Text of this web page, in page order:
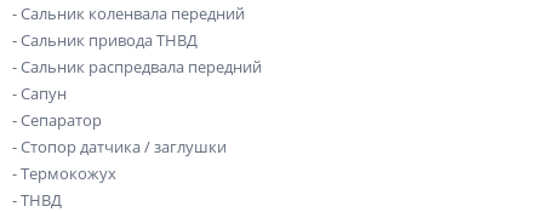
- Сальник коленвала передний
- Сальник привода ТНВД
- Сальник распредвала передний
- Сапун
- Сепаратор
- Стопор датчика / заглушки
- Термокожух
- ТНВД